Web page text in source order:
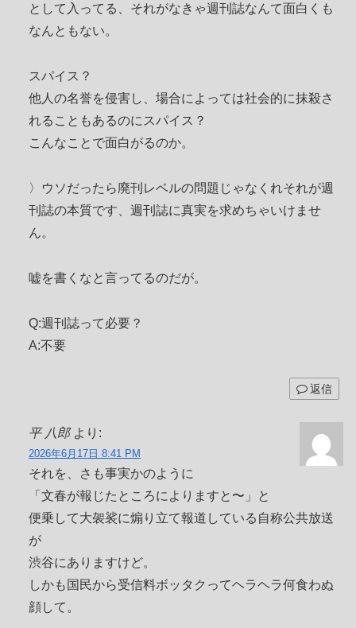
として入ってる、それがなきゃ週刊誌なんて面白くも
なんともない。
スパイス？
他人の名誉を侵害し、場合によっては社会的に抹殺さ
れることもあるのにスパイス？
こんなことで面白がるのか。
〉ウソだったら廃刊レベルの問題じゃなくれそれが週
刊誌の本質です、週刊誌に真実を求めちゃいけませ
ん。
嘘を書くなと言ってるのだが。
Q:週刊誌って必要？
A:不要
返信
平 八郎 より:
2026年6月17日 8:41 PM
それを、さも事実かのように
「文春が報じたところによりますと〜」と
便乗して大袈裟に煽り立て報道している自称公共放送
が
渋谷にありますけど。
しかも国民から受信料ボッタクってヘラヘラ何食わぬ
顔して。